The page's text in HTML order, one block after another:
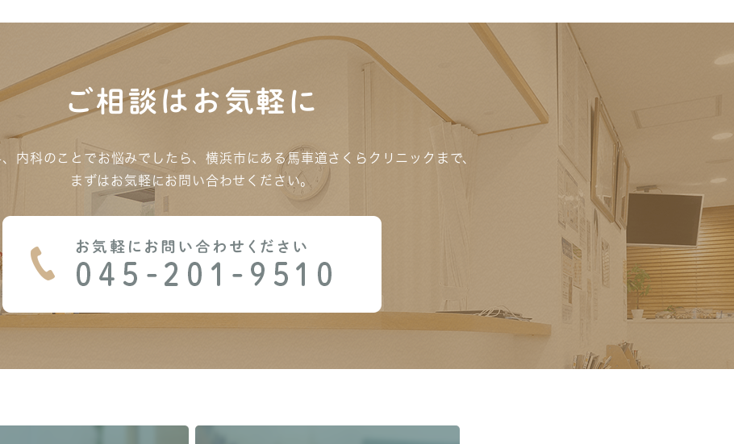
ご相談はお気軽に
内科のことでお悩みでしたら、横浜市にある馬車道さくらクリニックまで、
まずはお気軽にお問い合わせください。